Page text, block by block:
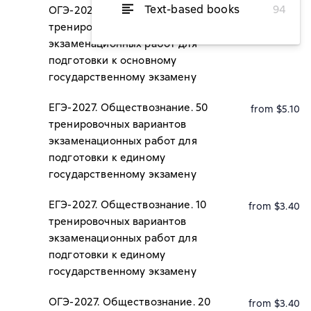
Text-based books
94
ОГЭ-2027. Обществознание. 10
тренировочных вариантов
экзаменационных работ для
подготовки к основному
государственному экзамену
from $3.40
ЕГЭ-2027. Обществознание. 50
тренировочных вариантов
экзаменационных работ для
подготовки к единому
государственному экзамену
from $5.10
ЕГЭ-2027. Обществознание. 10
тренировочных вариантов
экзаменационных работ для
подготовки к единому
государственному экзамену
from $3.40
ОГЭ-2027. Обществознание. 20
from $3.40